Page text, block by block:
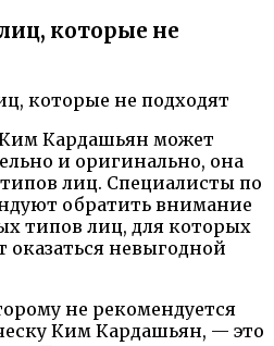
которые не
Кардашьян может
и оригинально, она
лиц. Специалисты по
обратить внимание
типов лиц, для которых
оказаться невыгодной
не рекомендуется
Ким Кардашьян, — это